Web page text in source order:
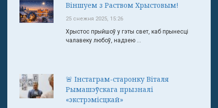
Віншуем з Раством Хрыстовым!
25 снежня 2025, 15:26
Хрыстос прыйшоў у гэты свет, каб прынесці
чалавеку любоў, надзею ...
🚨 Інстаграм-старонку Віталя
Рымашэўскага прызналі
«экстрэмісцкай»